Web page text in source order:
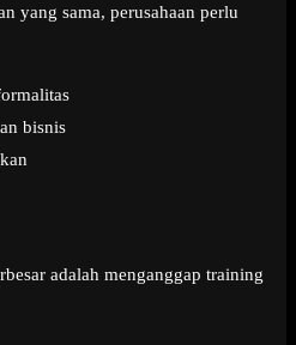
yang sama, perusahaan perlu
bisnis
adalah menganggap training